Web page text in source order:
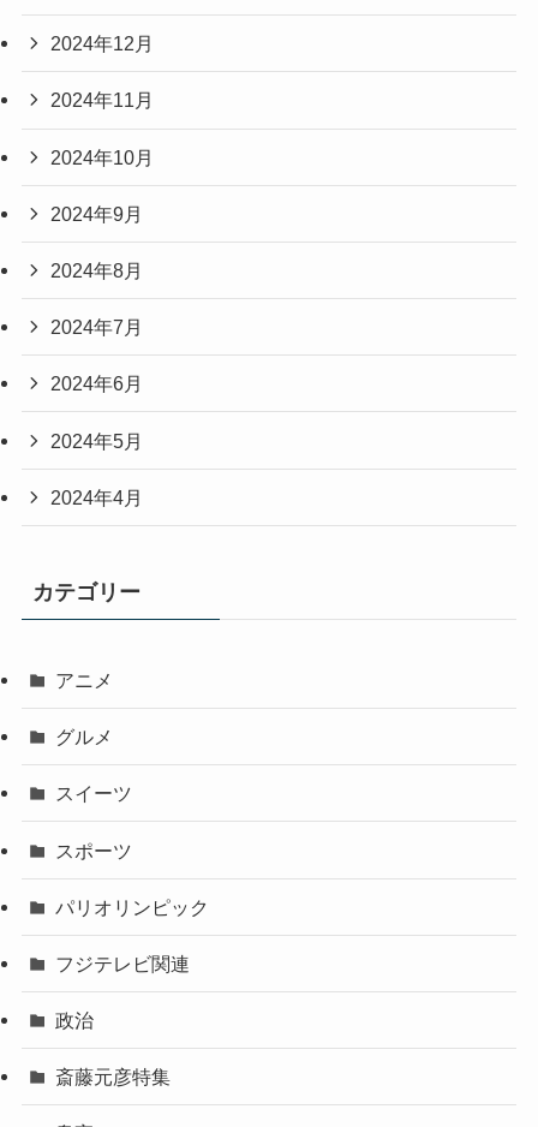
2024年12月
2024年11月
2024年10月
2024年9月
2024年8月
2024年7月
2024年6月
2024年5月
2024年4月
カテゴリー
アニメ
グルメ
スイーツ
スポーツ
パリオリンピック
フジテレビ関連
政治
斎藤元彦特集